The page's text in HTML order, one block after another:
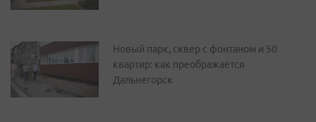
Новый парк, сквер с фонтаном и 50
квартир: как преображается
Дальнегорск